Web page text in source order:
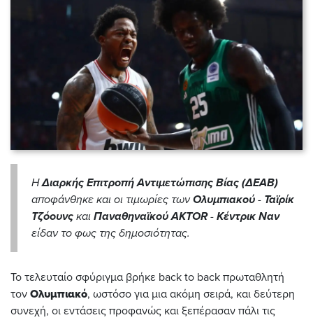
ΗΔιαρκής Επιτροπή Αντιμετώπισης Βίας (ΔΕΑΒ)
αποφάνθηκε και οι τιμωρίες τωνΟλυμπιακού - Ταϊρίκ
Τζόουνς και Παναθηναϊκού AKTOR- Κέντρικ Ναν
είδαν το φως της δημοσιότητας.
Το τελευταίο σφύριγμα βρήκε back to back πρωταθλητή
τον Ολυμπιακό, ωστόσο για μια ακόμη σειρά, και δεύτερη
συνεχή, οι εντάσεις προφανώς και ξεπέρασαν πάλι τις